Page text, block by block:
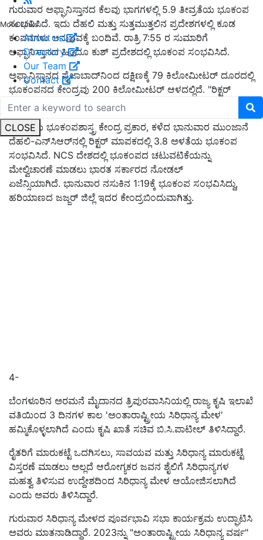
More Links
About us
Directory
Our Team
Contact
CLOSE
ಗುರುವಾರ ಅಫ್ಘಾನಿಸ್ತಾನದ ಕೆಲವು ಭಾಗಗಳಲ್ಲಿ 5.9 ತೀವ್ರತೆಯ ಭೂಕಂಪ
ಸಂಭವಿಸಿದೆ. ಇದು ದೆಹಲಿ ಮತ್ತು ಸುತ್ತಮುತ್ತಲಿನ ಪ್ರದೇಶಗಳಲ್ಲಿ ಕೂಡ
ಕಂಪನಗಳು ಅನುಭವಕ್ಕೆ ಬಂದಿವೆ. ರಾತ್ರಿ 7:55 ರ ಸುಮಾರಿಗೆ
ಅಫ್ಘಾನಿಸ್ತಾನದ ಹಿಂದೂ ಕುಶ್ ಪ್ರದೇಶದಲ್ಲಿ ಭೂಕಂಪ ಸಂಭವಿಸಿದೆ.
ಅಫ್ಘಾನಿಸ್ತಾನದ ಫೈಜಾಬಾದ್‌ನಿಂದ ದಕ್ಷಿಣಕ್ಕೆ 79 ಕಿಲೋಮೀಟರ್ ದೂರದಲ್ಲಿ
ಭೂಕಂಪನದ ಕೇಂದ್ರವು 200 ಕಿಲೋಮೀಟರ್ ಆಳದಲ್ಲಿದೆ. "ರಿಕ್ಟರ್
ಮಾಪಕದಲ್ಲಿ 5.9 ತೀವ್ರತೆಯ ಭೂಕಂಪವು ನಿನ್ನೆ ಸಂಜೆ 7:55 ಸಂಭವಿಸಿದೆ.
ರಾಷ್ಟ್ರೀಯ ಭೂಕಂಪಶಾಸ್ತ್ರ ಕೇಂದ್ರ ಪ್ರಕಾರ, ಕಳೆದ ಭಾನುವಾರ ಮುಂಜಾನೆ
ದೆಹಲಿ-ಎನ್‌ಸಿಆರ್‌ನಲ್ಲಿ ರಿಕ್ಟರ್ ಮಾಪಕದಲ್ಲಿ 3.8 ಅಳತೆಯ ಭೂಕಂಪ
ಸಂಭವಿಸಿದೆ. NCS ದೇಶದಲ್ಲಿ ಭೂಕಂಪದ ಚಟುವಟಿಕೆಯನ್ನು
ಮೇಲ್ವಿಚಾರಣೆ ಮಾಡಲು ಭಾರತ ಸರ್ಕಾರದ ನೋಡಲ್
ಏಜೆನ್ಸಿಯಾಗಿದೆ. ಭಾನುವಾರ ನಸುಕಿನ 1:19ಕ್ಕೆ ಭೂಕಂಪ ಸಂಭವಿಸಿದ್ದು,
ಹರಿಯಾಣದ ಜಜ್ಜರ್ ಜಿಲ್ಲೆ ಇದರ ಕೇಂದ್ರಬಿಂದುವಾಗಿತ್ತು.
4-
ಬೆಂಗಳೂರಿನ ಅರಮನೆ ಮೈದಾನದ ತ್ರಿಪುರವಾಸಿನಿಯಲ್ಲಿ ರಾಜ್ಯ ಕೃಷಿ ಇಲಾಖೆ
ವತಿಯಿಂದ 3 ದಿನಗಳ ಕಾಲ 'ಅಂತಾರಾಷ್ಟ್ರೀಯ ಸಿರಿಧಾನ್ಯ ಮೇಳ'
ಹಮ್ಮಿಕೊಳ್ಳಲಾಗಿದೆ ಎಂದು ಕೃಷಿ ಖಾತೆ ಸಚಿವ ಬಿ.ಸಿ.ಪಾಟೀಲ್ ತಿಳಿಸಿದ್ದಾರೆ.
ರೈತರಿಗೆ ಮಾರುಕಟ್ಟೆ ಒದಗಿಸಲು, ಸಾವಯವ ಮತ್ತು ಸಿರಿಧಾನ್ಯ ಮಾರುಕಟ್ಟೆ
ವಿಸ್ತರಣೆ ಮಾಡಲು ಅಲ್ಲದೆ ಆರೋಗ್ಯಕರ ಜವನ ಶೈಲಿಗೆ ಸಿರಿಧಾನ್ಯಗಳ
ಮಹತ್ವ ತಿಳಿಸುವ ಉದ್ದೇಶದಿಂದ ಸಿರಿಧಾನ್ಯ ಮೇಳ ಆಯೋಜಿಸಲಾಗಿದೆ
ಎಂದು ಅವರು ತಿಳಿಸಿದ್ದಾರೆ.
ಗುರುವಾರ ಸಿರಿಧಾನ್ಯ ಮೇಳದ ಪೂರ್ವಭಾವಿ ಸಭಾ ಕಾರ್ಯಕ್ರಮ ಉದ್ಘಾಟಿಸಿ
ಅವರು ಮಾತನಾಡಿದ್ದಾರೆ. 2023ನ್ನು "ಅಂತಾರಾಷ್ಟ್ರೀಯ ಸಿರಿಧಾನ್ಯ ವರ್ಷ"